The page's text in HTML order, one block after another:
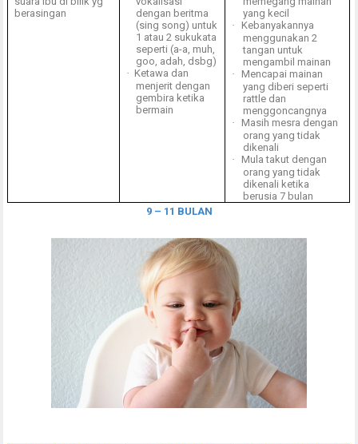
berasingan
dengan beritma
(sing song) untuk
1 atau 2 sukukata
seperti (a-a, muh,
goo, adah, dsbg)
· Ketawa dan
menjerit dengan
gembira ketika
bermain
yang kecil
·
Kebanyakannya
menggunakan 2
tangan untuk
mengambil mainan
·
Mencapai mainan
yang diberi seperti
rattle dan
menggoncangnya
·
Masih mesra dengan
orang yang tidak
dikenali
·
Mula takut dengan
orang yang tidak
dikenali ketika
berusia 7 bulan
9 – 11 BULAN